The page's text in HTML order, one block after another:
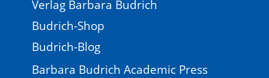
Verlag Barbara Budrich
Budrich-Shop
Budrich-Blog
Barbara Budrich Academic Press